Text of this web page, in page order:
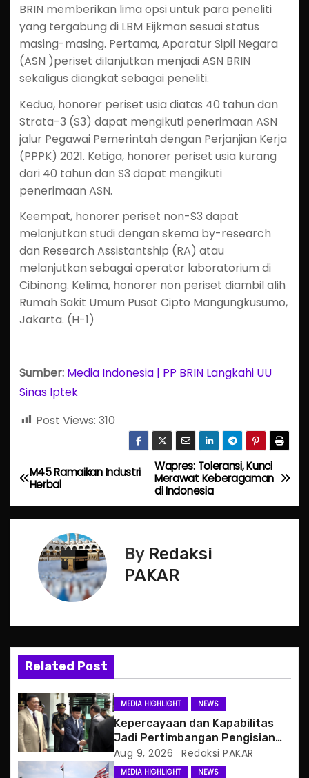
BRIN memberikan lima opsi untuk para peneliti
yang tergabung di LBM Eijkman sesuai status
masing-masing. Pertama, Aparatur Sipil Negara
(ASN )periset dilanjutkan menjadi ASN BRIN
sekaligus diangkat sebagai peneliti.
Kedua, honorer periset usia diatas 40 tahun dan
Strata-3 (S3) dapat mengikuti penerimaan ASN
jalur Pegawai Pemerintah dengan Perjanjian Kerja
(PPPK) 2021. Ketiga, honorer periset usia kurang
dari 40 tahun dan S3 dapat mengikuti
penerimaan ASN.
Keempat, honorer periset non-S3 dapat
melanjutkan studi dengan skema by-research
dan Research Assistantship (RA) atau
melanjutkan sebagai operator laboratorium di
Cibinong. Kelima, honorer non periset diambil alih
Rumah Sakit Umum Pusat Cipto Mangungkusumo,
Jakarta. (H-1)
Sumber: Media Indonesia | PP BRIN Langkahi UU
Sinas Iptek
Post Views: 310
P
o
v
i
g
a
t
Wapres: Toleransi, Kunci
Merawat Keberagaman
di Indonesia
M45 Ramaikan Industri
Herbal
By Redaksi
PAKAR
Related Post
MEDIA HIGHLIGHT NEWS
Kepercayaan dan Kapabilitas
Jadi Pertimbangan Pengisian
Posisi Wamenhan
Aug 9, 2026 Redaksi PAKAR
MEDIA HIGHLIGHT NEWS